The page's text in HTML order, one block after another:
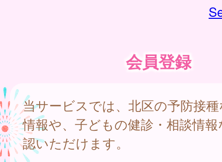
会員登録
当サービスでは、北区の予防接
情報や、子どもの健診・相談情
認いただけます。